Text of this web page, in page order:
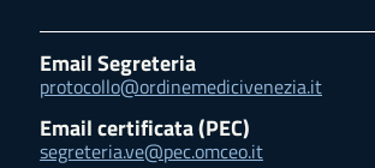
Email Segreteria
protocollo@ordinemedicivenezia.it
Email certificata (PEC)
segreteria.ve@pec.omceo.it